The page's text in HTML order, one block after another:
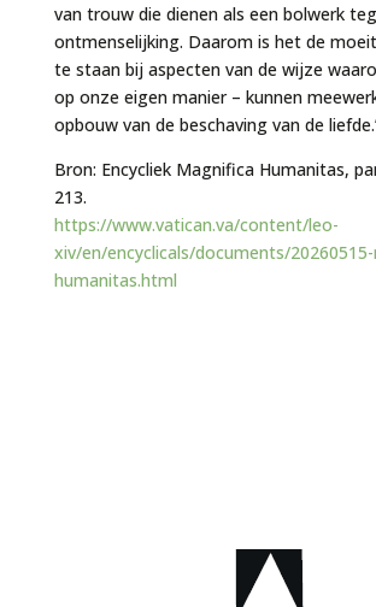
van trouw die dienen als een bolwerk
ontmenselijking. Daarom is het de
te staan bij aspecten van de wijze
op onze eigen manier – kunnen
opbouw van de beschaving van de
Bron: Encycliek Magnifica Humanitas,
213.
https://www.vatican.va/content/leo-
xiv/en/encyclicals/documents/
humanitas.html